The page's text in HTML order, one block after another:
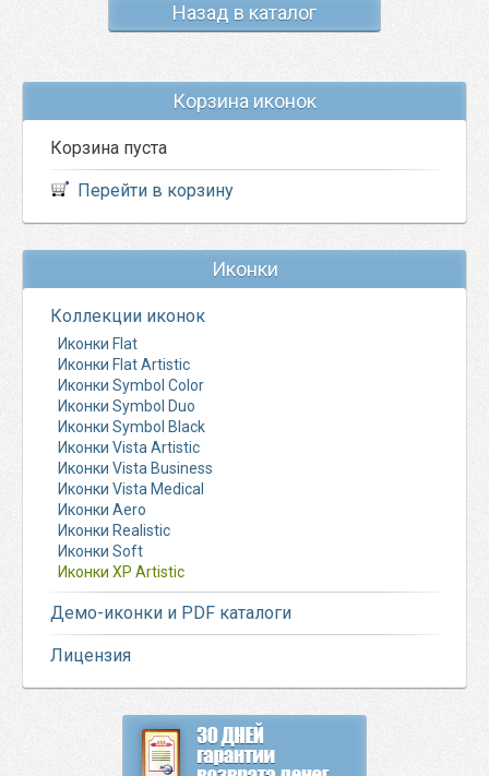
Назад в каталог
Корзина иконок
Корзина пуста
Перейти в корзину
Иконки
Коллекции иконок
Иконки Flat
Иконки Flat Artistic
Иконки Symbol Color
Иконки Symbol Duo
Иконки Symbol Black
Иконки Vista Artistic
Иконки Vista Business
Иконки Vista Medical
Иконки Aero
Иконки Realistic
Иконки Soft
Иконки XP Artistic
Демо-иконки и PDF каталоги
Лицензия